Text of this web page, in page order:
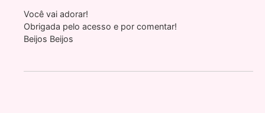
Você vai adorar!
Obrigada pelo acesso e por comentar!
Beijos Beijos